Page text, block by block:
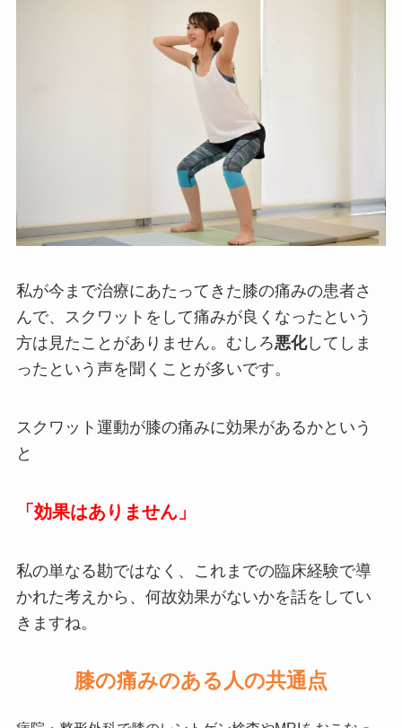
私が今まで治療にあたってきた膝の痛みの患者さ
んで、スクワットをして痛みが良くなったという
方は見たことがありません。むしろ悪化してしま
ったという声を聞くことが多いです。
スクワット運動が膝の痛みに効果があるかという
と
「効果はありません」
私の単なる勘ではなく、これまでの臨床経験で導
かれた考えから、何故効果がないかを話をしてい
きますね。
膝の痛みのある人の共通点